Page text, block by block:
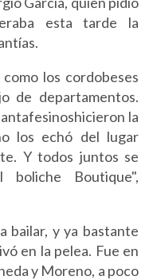
esta tarde la
los cordobeses
de departamentos.
la
los echó del lugar
Y todos juntos se
boliche Boutique",
bailar, y ya bastante
en la pelea. Fue en
y Moreno, a poco